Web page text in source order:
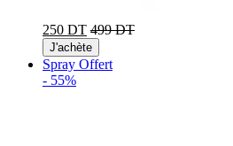
250 DT 499 DT
J'achète
Spray Offert
- 55%